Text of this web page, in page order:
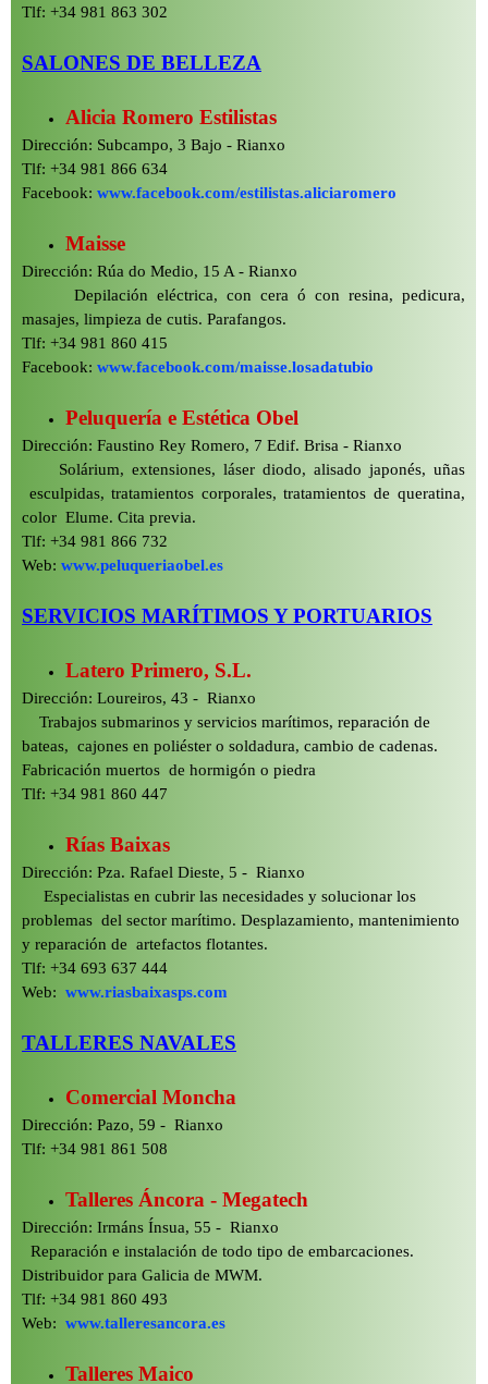
Tlf: +34 981 863 302
SALONES DE BELLEZA
Alicia Romero Estilistas
Dirección: Subcampo, 3 Bajo - Rianxo
Tlf: +34 981 866 634
Facebook: www.facebook.com/estilistas.aliciaromero
Maisse
Dirección: Rúa do Medio, 15 A - Rianxo
Depilación eléctrica, con cera ó con resina, pedicura,
masajes, limpieza de cutis. Parafangos.
Tlf: +34 981 860 415
Facebook: www.facebook.com/maisse.losadatubio
Peluquería e Estética Obel
Dirección: Faustino Rey Romero, 7 Edif. Brisa - Rianxo
Solárium, extensiones, láser diodo, alisado japonés, uñas
esculpidas, tratamientos corporales, tratamientos de queratina,
color Elume. Cita previa.
Tlf: +34 981 866 732
Web: www.peluqueriaobel.es
SERVICIOS MARÍTIMOS Y PORTUARIOS
Latero Primero, S.L.
Dirección: Loureiros, 43 - Rianxo
Trabajos submarinos y servicios marítimos, reparación de
bateas, cajones en poliéster o soldadura, cambio de cadenas.
Fabricación muertos de hormigón o piedra
Tlf: +34 981 860 447
Rías Baixas
Dirección: Pza. Rafael Dieste, 5 - Rianxo
Especialistas en cubrir las necesidades y solucionar los
problemas del sector marítimo. Desplazamiento, mantenimiento
y reparación de artefactos flotantes.
Tlf: +34 693 637 444
Web: www.riasbaixasps.com
TALLERES NAVALES
Comercial Moncha
Dirección: Pazo, 59 - Rianxo
Tlf: +34 981 861 508
Talleres Áncora - Megatech
Dirección: Irmáns Ínsua, 55 - Rianxo
Reparación e instalación de todo tipo de embarcaciones.
Distribuidor para Galicia de MWM.
Tlf: +34 981 860 493
Web: www.talleresancora.es
Talleres Maico